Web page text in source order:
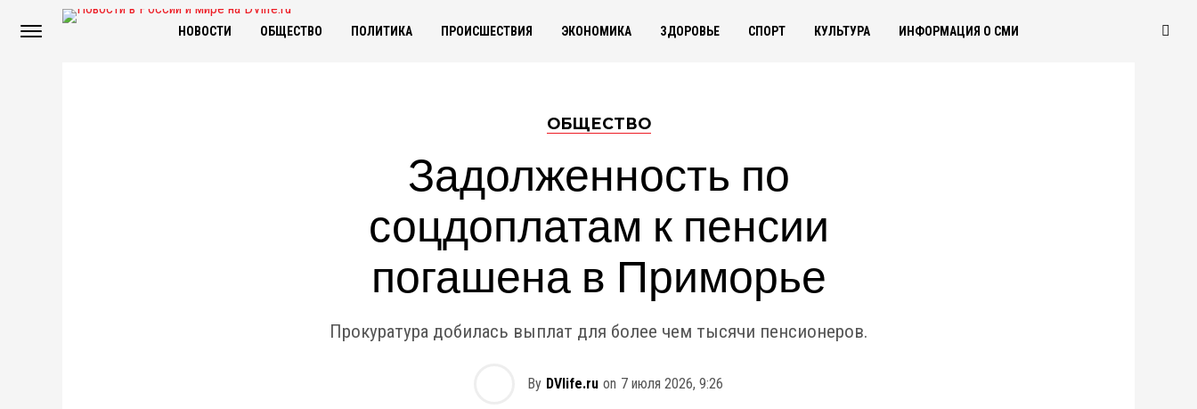
НОВОСТИ ОБЩЕСТВО ПОЛИТИКА ПРОИСШЕСТВИЯ ЭКОНОМИКА ЗДОРОВЬЕ СПОРТ КУЛЬТУРА ИНФОРМАЦИЯ О СМИ
ОБЩЕСТВО
Задолженность по
соцдоплатам к пенсии
погашена в Приморье
Прокуратура добилась выплат для более чем тысячи пенсионеров.
By DVlife.ru on 7 июля 2026, 9:26